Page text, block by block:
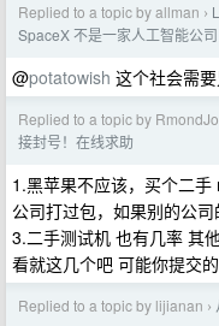
Replied to a topic by allman ›
SpaceX 不是一家人工智能公
@potatowish 这个社会需
Replied to a topic by
接封号！在线求助
1.黑苹果不应该，买个二
公司打过包，如果别的公
3.二手测试机 也有几率 其
看就这几个吧 可能你提交
Replied to a topic by lijianan ›